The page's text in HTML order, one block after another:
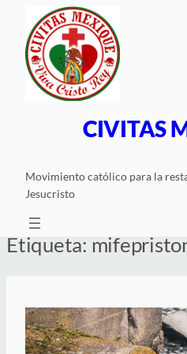
contenido
CIVITAS
Movimiento católico para la
Jesucristo
Etiqueta: